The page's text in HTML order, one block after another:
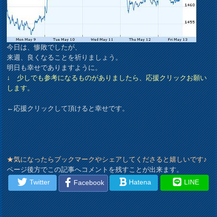
今日は、惨敗でしたが、
来週、良くなることを祈りましょう。
明日も幸せでありますように。
↓ 少しでも参考になるものがありましたら、応援クリックお願い
します。
←応援クリックして頂けると幸せです。
★気になったらブックマークやシェアしてくださると嬉しいです♪
ページ後方でこの記事へコメントを残すことが出来ます。
Twitter
Facebook Hatena LINE